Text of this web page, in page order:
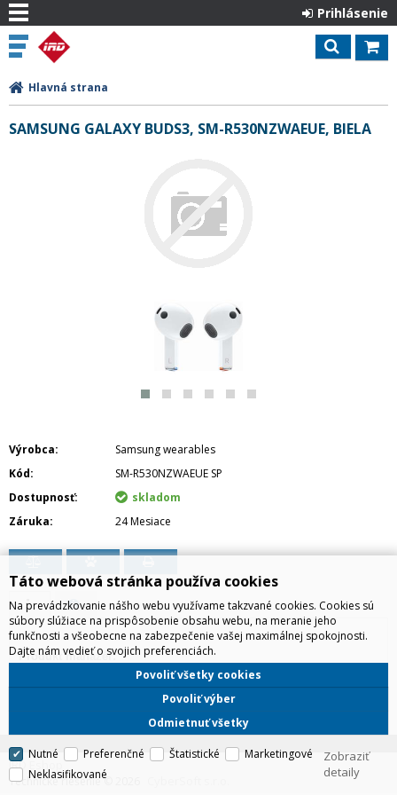
Prihlásenie
Hlavná strana
SAMSUNG GALAXY BUDS3, SM-R530NZWAEUE, BIELA
Výrobca
Samsung wearables
Kód
SM-R530NZWAEUE SP
Dostupnosť
skladom
Záruka
24 Mesiace
Produkt manažér:
Jakub Lichtner, 0918112735,jakub.lichtner@irdistribution.sk
IRD Eshop
Technické riešenie © 2026
Táto webová stránka používa cookies
Na prevádzkovanie nášho webu využívame takzvané cookies. Cookies sú
súbory slúžiace na prispôsobenie obsahu webu, na meranie jeho
funkčnosti a všeobecne na zabezpečenie vašej maximálnej spokojnosti.
Dajte nám vedieť o svojich preferenciách.
Odmietnuť všetky
Povoliť výber
Povoliť všetky cookies
Nutné Preferenčné Štatistické
Marketingové
Neklasifikované
Zobraziť
detaily